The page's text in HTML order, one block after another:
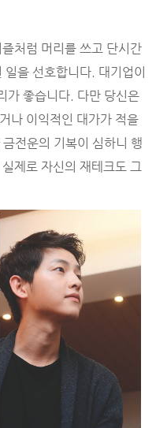
처럼 머리를 쓰고 단시간
을 선호합니다. 대기업이
가 좋습니다. 다만 당신은
나 이익적인 대가가 적을
전운의 기복이 심하니 행
제로 자신의 재테크도 그